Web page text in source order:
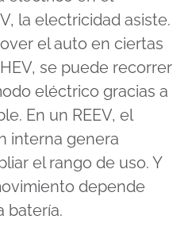
la electricidad asiste.
el auto en ciertas
se puede recorrer
eléctrico gracias a
En un REEV, el
interna genera
el rango de uso. Y
depende
batería.